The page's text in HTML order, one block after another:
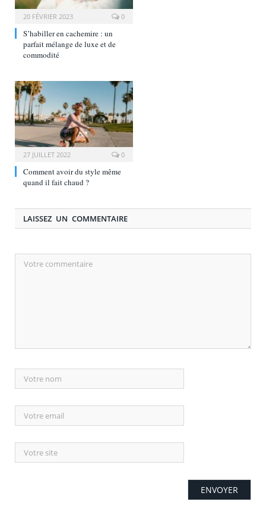
20 FÉVRIER 2023 0
S’habiller en cachemire : un
parfait mélange de luxe et de
commodité
27 JUILLET 2022 0
Comment avoir du style même
quand il fait chaud ?
LAISSEZ UN COMMENTAIRE